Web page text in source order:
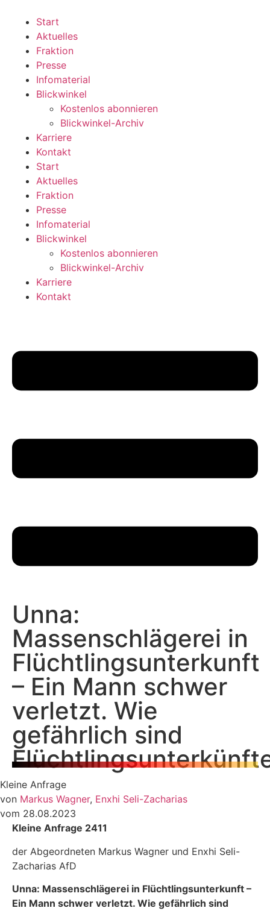
wechseln
Start
Aktuelles
Fraktion
Presse
Infomaterial
Blickwinkel
Kostenlos abonnieren
Blickwinkel-Archiv
Karriere
Kontakt
Start
Aktuelles
Fraktion
Presse
Infomaterial
Blickwinkel
Kostenlos abonnieren
Blickwinkel-Archiv
Karriere
Kontakt
Unna:
Massenschlägerei in
Flüchtlingsunterkunft
– Ein Mann schwer
verletzt. Wie
gefährlich sind
Kleine Anfrage
von Markus Wagner, Enxhi Seli-Zacharias
vom 28.08.2023
Kleine Anfrage 2411
der Abgeordneten Markus Wagner und Enxhi Seli-
Zacharias AfD
Unna: Massenschlägerei in Flüchtlingsunterkunft –
Ein Mann schwer verletzt. Wie gefährlich sind